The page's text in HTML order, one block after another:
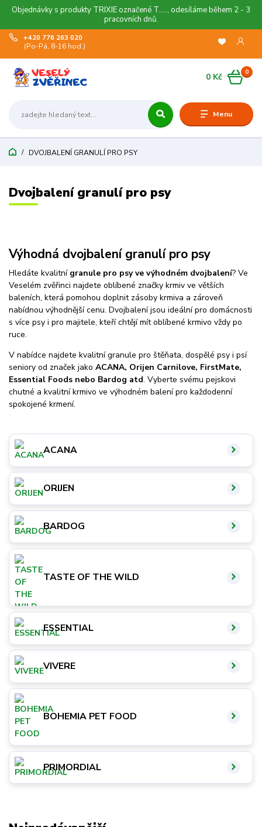
Objednávky s produkty TRIXIE označené T....., odesíláme během 2 - 3
pracovních dnů.
Menu
+420 776 263 020
(Po-Pá, 8-16 hod.)
0
0 Kč
DVOJBALENÍ GRANULÍ PRO PSY
Dvojbalení granulí pro psy
Výhodná dvojbalení granulí pro psy
Hledáte kvalitní granule pro psy ve výhodném dvojbalení? Ve
Veselém zvěřinci najdete oblíbené značky krmiv ve větších
baleních, která pomohou doplnit zásoby krmiva a zároveň
nabídnou výhodnější cenu. Dvojbalení jsou ideální pro domácnosti
s více psy i pro majitele, kteří chtějí mít oblíbené krmivo vždy po
ruce.
V nabídce najdete kvalitní granule pro štěňata, dospělé psy i psí
seniory od značek jako ACANA, Orijen Carnilove, FirstMate,
Essential Foods nebo Bardog atd. Vyberte svému pejskovi
chutné a kvalitní krmivo ve výhodném balení pro každodenní
spokojené krmení.
ACANA
ORIJEN
BARDOG
TASTE OF THE WILD
ESSENTIAL
VIVERE
BOHEMIA PET FOOD
PRIMORDIAL